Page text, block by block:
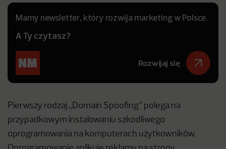
Mamy newsletter, który rozwija marketing w Polsce.
A Ty czytasz?
Rozwijaj się
Pierwszy rodzaj „Domain Spoofing” polega na
przypadkowym instalowaniu szkodliwego
oprogramowania na komputerach użytkowników.